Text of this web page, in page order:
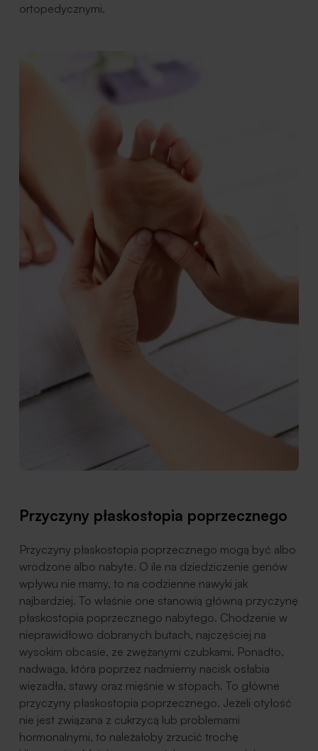
ortopedycznymi.
Przyczyny płaskostopia poprzecznego
Przyczyny płaskostopia poprzecznego mogą być albo
wrodzone albo nabyte. O ile na dziedziczenie genów
wpływu nie mamy, to na codzienne nawyki jak
najbardziej. To właśnie one stanowią główną przyczynę
płaskostopia poprzecznego nabytego. Chodzenie w
nieprawidłowo dobranych butach, najczęściej na
wysokim obcasie, ze zwężanymi czubkami. Ponadto,
nadwaga, która poprzez nadmierny nacisk osłabia
więzadła, stawy oraz mięśnie w stopach. To główne
przyczyny płaskostopia poprzecznego. Jeżeli otyłość
nie jest związana z cukrzycą lub problemami
hormonalnymi, to należałoby zrzucić trochę